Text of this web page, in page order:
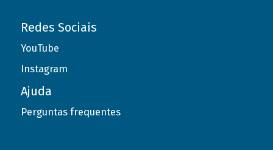
Redes Sociais
YouTube
Instagram
Ajuda
Perguntas frequentes